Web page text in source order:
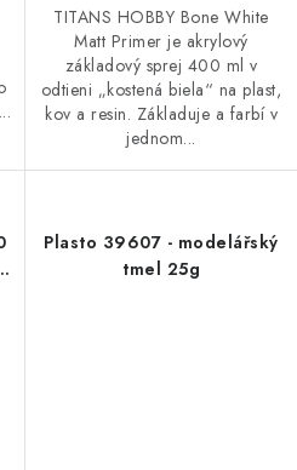
TITANS HOBBY Bone White
Matt Primer je akrylový
základový sprej 400 ml v
odtieni „kostená biela“ na plast,
kov a resin. Základuje a farbí v
jednom...
Plasto 39607 - modelářský
tmel 25g